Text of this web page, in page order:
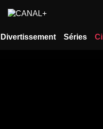
Divertissement Séries